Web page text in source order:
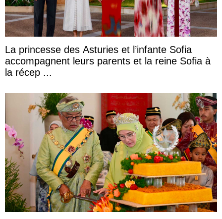
La princesse des Asturies et l’infante Sofia
accompagnent leurs parents et la reine Sofia à
la récep ...